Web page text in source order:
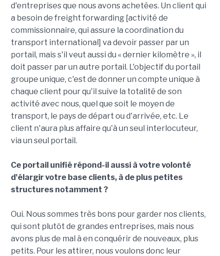
d'entreprises que nous avons achetées. Un client qui
a besoin de freight forwarding [activité de
commissionnaire, qui assure la coordination du
transport international] va devoir passer par un
portail, mais s'il veut aussi du « dernier kilomètre », il
doit passer par un autre portail. L'objectif du portail
groupe unique, c'est de donner un compte unique à
chaque client pour qu'il suive la totalité de son
activité avec nous, quel que soit le moyen de
transport, le pays de départ ou d'arrivée, etc. Le
client n'aura plus affaire qu'à un seul interlocuteur,
via un seul portail.
Ce portail unifié répond-il aussi à votre volonté
d'élargir votre base clients, à de plus petites
structures notamment ?
Oui. Nous sommes très bons pour garder nos clients,
qui sont plutôt de grandes entreprises, mais nous
avons plus de mal à en conquérir de nouveaux, plus
petits. Pour les attirer, nous voulons donc leur